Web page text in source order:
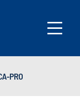
PRO